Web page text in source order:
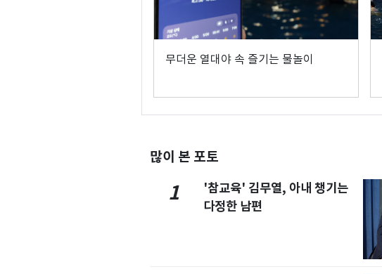
무더운 열대야 속 즐기는 물놀이
많이 본 포토
1
'참교육' 김무열, 아내 챙기는
다정한 남편